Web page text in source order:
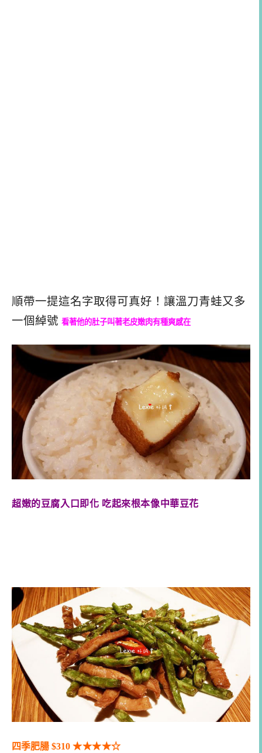
順帶一提這名字取得可真好！讓溫刀青蛙又多
一個綽號 看著他的肚子叫著老皮嫩肉有種爽感在
超嫩的豆腐入口即化 吃起來根本像中華豆花
四季肥腸 $310 ★★★★☆